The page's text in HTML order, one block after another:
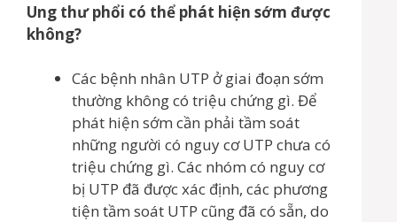
Ung thư phổi có thể phát hiện sớm được
không?
Các bệnh nhân UTP ở giai đoạn sớm
thường không có triệu chứng gì. Để
phát hiện sớm cần phải tầm soát
những người có nguy cơ UTP chưa có
triệu chứng gì. Các nhóm có nguy cơ
bị UTP đã được xác định, các phương
tiện tầm soát UTP cũng đã có sẵn, do